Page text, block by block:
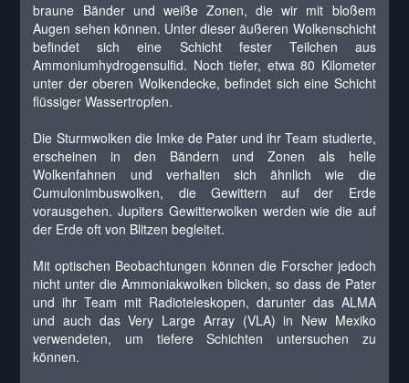
braune Bänder und weiße Zonen, die wir mit bloßem
Augen sehen können. Unter dieser äußeren Wolkenschicht
befindet sich eine Schicht fester Teilchen aus
Ammoniumhydrogensulfid. Noch tiefer, etwa 80 Kilometer
unter der oberen Wolkendecke, befindet sich eine Schicht
flüssiger Wassertropfen.
Die Sturmwolken die Imke de Pater und ihr Team studierte,
erscheinen in den Bändern und Zonen als helle
Wolkenfahnen und verhalten sich ähnlich wie die
Cumulonimbuswolken, die Gewittern auf der Erde
vorausgehen. Jupiters Gewitterwolken werden wie die auf
der Erde oft von Blitzen begleitet.
Mit optischen Beobachtungen können die Forscher jedoch
nicht unter die Ammoniakwolken blicken, so dass de Pater
und ihr Team mit Radioteleskopen, darunter das ALMA
und auch das Very Large Array (VLA) in New Mexiko
verwendeten, um tiefere Schichten untersuchen zu
können.